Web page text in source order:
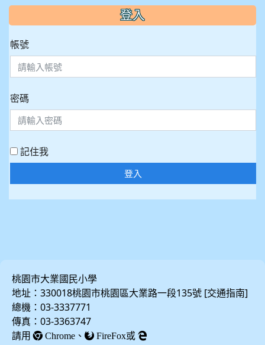
::: 登入
帳號
密碼
記住我
登入
桃園市大業國民小學
地址：330018桃園市桃園區大業路一段135號 [交通指南]
總機：03-3337771
傳真：03-3363747
請用
Chrome 、 FireFox或